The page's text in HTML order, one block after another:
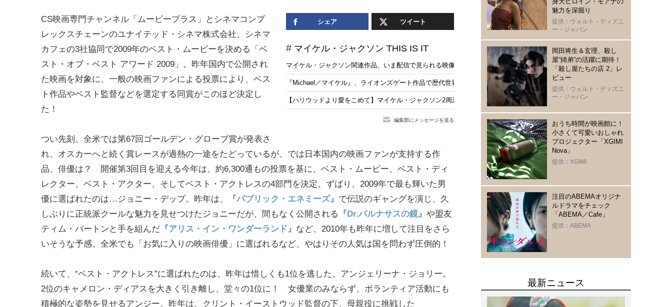
シェア ツイート
マイケル・ジャクソン THIS IS IT
マイケル・ジャクソン関連作品、いま配信で見られる映像まとめ
『Michael／マイケル』、ライオンズゲート作品で歴代世界興収1位に 『ハンガー・ゲーム2』抜く
【ハリウッドより愛をこめて】マイケル・ジャクソン2周忌を悼んで…
編集部にメッセージを送る
CS映画専門チャンネル「ムービープラス」とシネマコンプ
レックスチェーンのユナイテッド・シネマ株式会社、シネマ
カフェの3社協同で2009年のベスト・ムービーを決める「ベ
スト・オブ・ベスト アワード 2009」。昨年国内で公開され
た映画を対象に、一般の映画ファンによる投票により、ベス
ト作品やベスト監督などを選定する同賞がこのほど決定し
た！
つい先刻、全米では第67回ゴールデン・グローブ賞が発表さ
れ、オスカーへと続く賞レースが過熱の一途をたどっているが、では日本国内の映画ファンが支持する作
品、俳優は？ 開催第3回目を迎える今年は、約6,300通もの投票を基に、ベスト・ムービー、ベスト・ディ
レクター、ベスト・アクター、そしてベスト・アクトレスの4部門を決定。ずばり、2009年で最も輝いた男
優に選ばれたのは…ジョニー・デップ。昨年は、
『パブリック・エネミーズ』 で伝説のギャングを演じ、久
しぶりに正統派クールな魅力を見せつけたジョニーだが、間もなく公開される
『Dr.パルナサスの鏡』 や盟友
ティム・バートンと手を組んだ 『アリス・イン・ワンダーランド』 など、2010年も昨年に増して注目をさら
いそうな予感。全米でも「お気に入りの映画俳優」に選ばれるなど、やはりその人気は国を問わず圧倒的！
続いて、“ベスト・アクトレス”に選ばれたのは、昨年は惜しくも1位を逃した、アンジェリーナ・ジョリー。
2位のキャメロン・ディアスを大きく引き離し、堂々の1位に！ 女優業のみならず、ボランティア活動にも
積極的な姿勢を見せるアンジー。昨年は、クリント・イーストウッド監督の下、母親役に挑戦した
魅力を深掘り
提供：ウォルト・ディズニ
ー・ジャパン
岡田将生＆玄理、殺し
屋“姉弟“の活躍に期待！
「殺し屋たちの店 2」レ
ビュー
提供：ウォルト・ディズニ
ー・ジャパン
おうち時間が映画館に！
小さくて可愛いおしゃれ
プロジェクター「XGIMI
Nova」
提供：XGIMI
注目のABEMAオリジナ
ルドラマをチェック
「ABEMA／Cafe」
提供：ABEMA